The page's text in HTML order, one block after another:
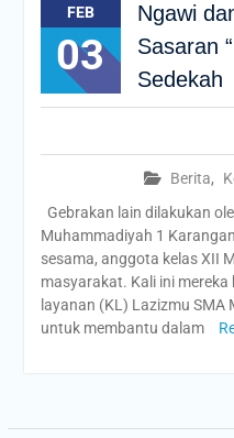
FEB
03
Ngawi
Sasaran
Sedekah
Berita,
Gebrakan lain dilakukan
Muhammadiyah 1
sesama, anggota kelas XII
masyarakat. Kali ini
layanan (KL) Lazizmu
untuk membantu dalam